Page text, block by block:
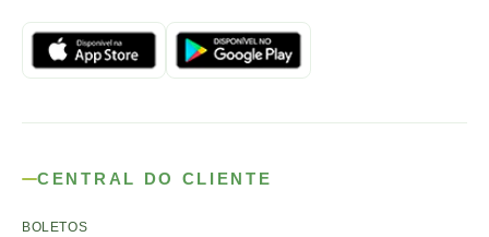
CENTRAL DO CLIENTE
BOLETOS